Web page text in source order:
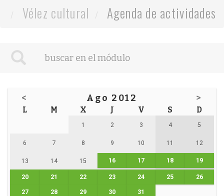
Vélez cultural
Agenda de actividades
< Ago 2012 >
L M X J V S D
1 2 3 4 5
6 7 8 9 10 11 12
13 14 15 16 17 18 19
20 21 22 23 24 25 26
27 28 29 30 31